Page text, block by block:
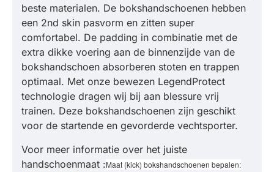
beste materialen. De bokshandschoenen hebben
een 2nd skin pasvorm en zitten super
comfortabel. De padding in combinatie met de
extra dikke voering aan de binnenzijde van de
bokshandschoen absorberen stoten en trappen
optimaal. Met onze bewezen LegendProtect
technologie dragen wij bij aan blessure vrij
trainen. Deze bokshandschoenen zijn geschikt
voor de startende en gevorderde vechtsporter.
Voor meer informatie over het juiste
handschoenmaat :Maat (kick) bokshandschoenen bepalen: